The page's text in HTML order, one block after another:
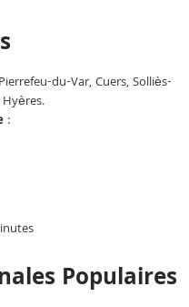
du-Var, Cuers, Solliès-
:
Populaires